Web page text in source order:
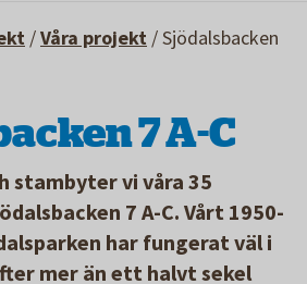
/Våra projekt /Sjödalsbacken
7 A-C
stambyter vi våra 35
7 A-C. Vårt 1950-
har fungerat väl i
mer än ett halvt sekel